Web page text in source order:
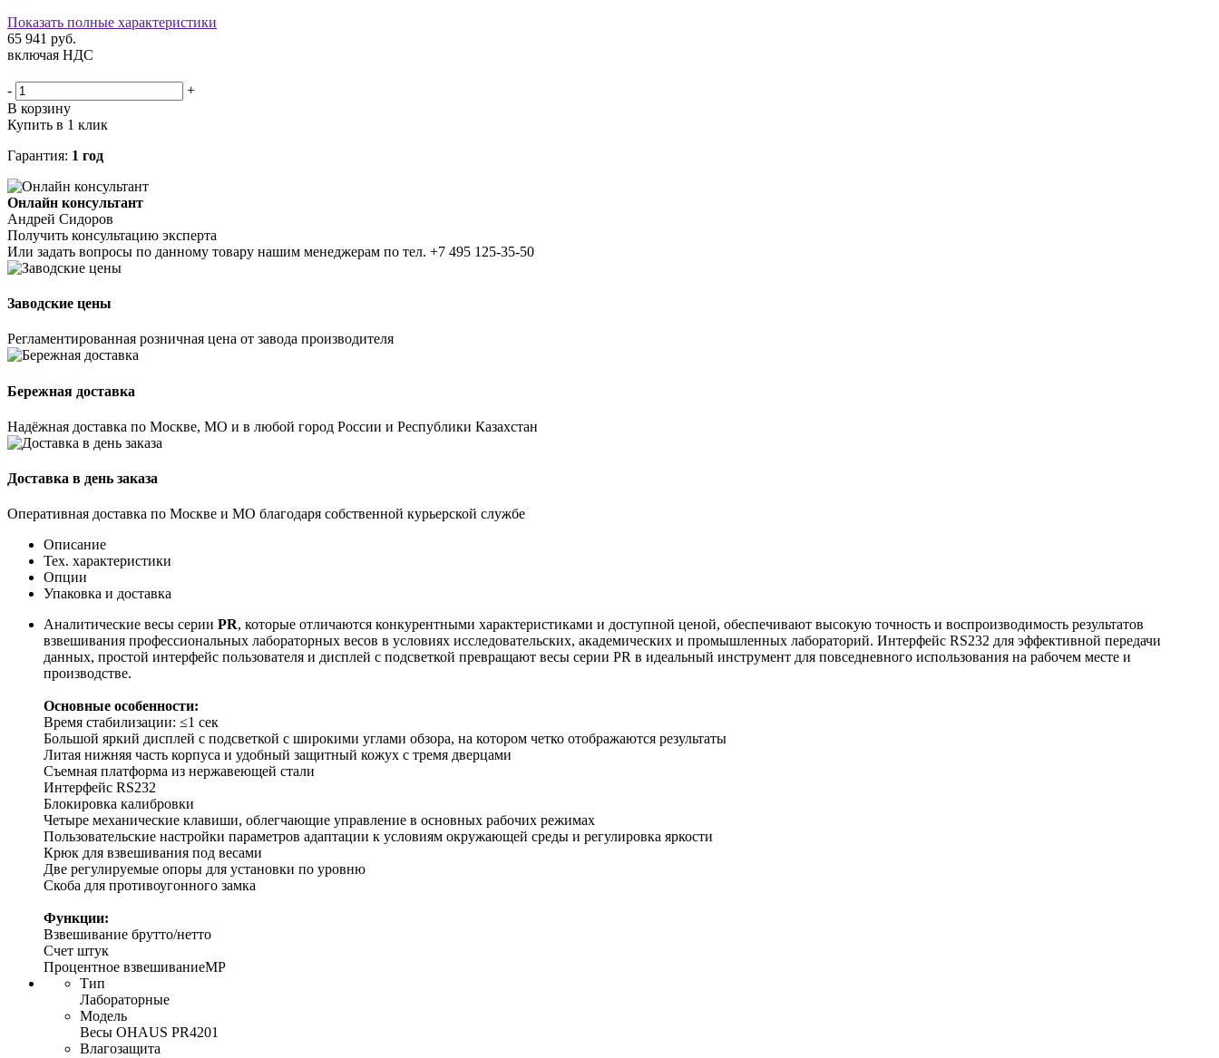
Показать полные характеристики
65 941 руб.
включая НДС
-
+
В корзину
Купить в 1 клик
Гарантия: 1 год
Онлайн консультант
Андрей Сидоров
Получить консультацию эксперта
Или задать вопросы по данному товару нашим менеджерам по тел. +7 495 125-35-50
Заводские цены
Регламентированная розничная цена от завода производителя
Бережная доставка
Надёжная доставка по Москве, МО и в любой город России и Республики Казахстан
Доставка в день заказа
Оперативная доставка по Москве и МО благодаря собственной курьерской службе
Описание
Тех. характеристики
Опции
Упаковка и доставка
Аналитические весы серии PR, которые отличаются конкурентными характеристиками и доступной ценой, обеспечивают высокую точность и воспроизводимость результатов
взвешивания профессиональных лабораторных весов в условиях исследовательских, академических и промышленных лабораторий. Интерфейс RS232 для эффективной передачи
данных, простой интерфейс пользователя и дисплей с подсветкой превращают весы серии PR в идеальный инструмент для повседневного использования на рабочем месте и
производстве.
Основные особенности:
Время стабилизации: ≤1 сек
Большой яркий дисплей с подсветкой с широкими углами обзора, на котором четко отображаются результаты
Литая нижняя часть корпуса и удобный защитный кожух с тремя дверцами
Съемная платформа из нержавеющей стали
Интерфейс RS232
Блокировка калибровки
Четыре механические клавиши, облегчающие управление в основных рабочих режимах
Пользовательские настройки параметров адаптации к условиям окружающей среды и регулировка яркости
Крюк для взвешивания под весами
Две регулируемые опоры для установки по уровню
Скоба для противоугонного замка
​Функции:
Взвешивание брутто/нетто
Счет штук
Процентное взвешиваниеMP
Тип
Лабораторные
Модель
Весы OHAUS PR4201
Влагозащита